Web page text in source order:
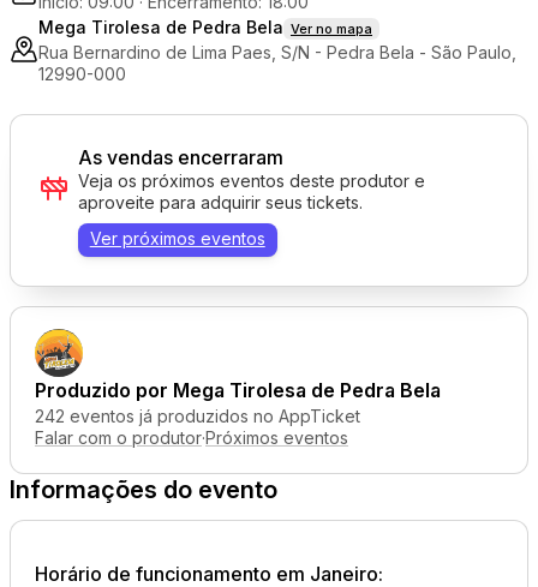
Mega Tirolesa de Pedra Bela Ver no mapa
Rua Bernardino de Lima Paes, S/N - Pedra Bela - São Paulo,
12990-000
Produzido por Mega Tirolesa de Pedra Bela
242 eventos já produzidos no AppTicket
Falar com o produtor·Próximos eventos
Informações do evento
Horário de funcionamento em Janeiro:
As vendas encerraram
Veja os próximos eventos deste produtor e
aproveite para adquirir seus tickets.
Ver próximos eventos